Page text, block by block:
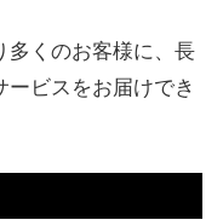
多くのお客様に、長
ビスをお届けでき